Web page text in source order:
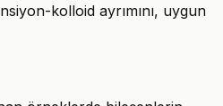
kolloid ayrımını, uygun